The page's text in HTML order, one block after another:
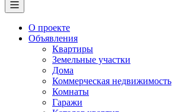
О проекте
Объявления
Квартиры
Земельные участки
Дома
Коммерческая недвижимость
Комнаты
Гаражи